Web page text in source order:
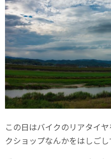
この日はバイクのリアタイ
クショップなんかをはしごし